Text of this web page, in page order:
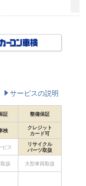
サービスの説明
証 整備保証
検
クレジット
カード可
ビス
リサイクル
パーツ取扱
扱 大型車両取扱